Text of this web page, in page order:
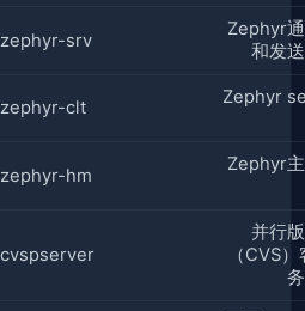
zephyr-srv
Zephyr
和发
zephyr-clt Zephyr
zephyr-hm
Zephyr
cvspserver
并行
（CVS